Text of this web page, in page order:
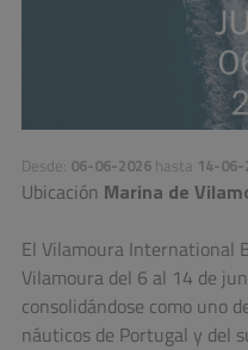
Desde: 06-06-2026 hasta 14-
Ubicación Marina de
El Vilamoura International
Vilamoura del 6 al 14 de
consolidándose como uno
náuticos de Portugal y del